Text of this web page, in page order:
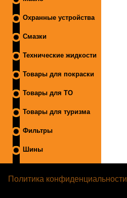
Охранные устройства
Смазки
Технические жидкости
Товары для покраски
Товары для ТО
Товары для туризма
Фильтры
Шины
Политика конфиденциальности